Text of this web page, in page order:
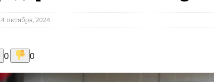
сборную мира на международном
октября, 2024
0 0